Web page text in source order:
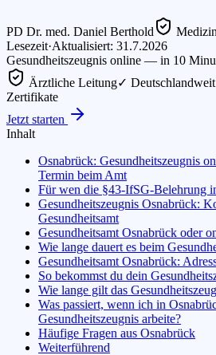
PD Dr. med. Daniel Berthold
Lesezeit·Aktualisiert: 31.7.2026
Gesundheitszeugnis online — in 10
Ärztliche Leitung✓
Zertifikate
Jetzt starten
Inhalt
Osnabrück: Gesundheitszeugnis
Termin beim Amt
Für wen die §43-IfSG-Belehrung
Gesundheitszeugnis Osnabrück:
Gesundheitsamt
Gesundheitsamt Osnabrück oder
Wie lange dauert es beim
Gesundheitsamt Osnabrück:
So bekommst du dein
Wie lange gilt das
Was passiert, wenn ich in
Gesundheitszeugnis arbeite?
Häufige Fragen aus Osnabrück
Weiterführend